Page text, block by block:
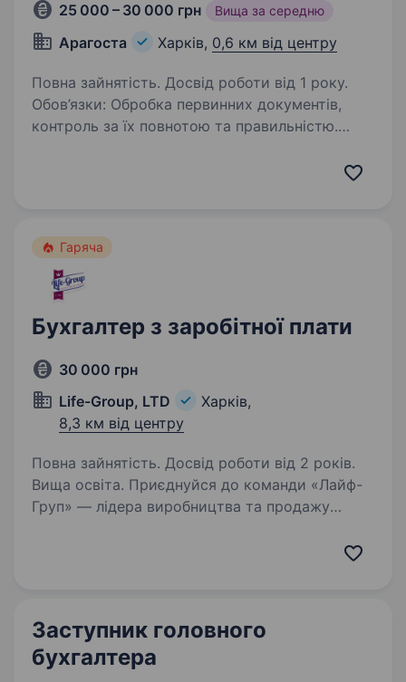
25 000 – 30 000 грн Вища за середню
Арагоста Харків, 0,6 км від центру
Повна зайнятість. Досвід роботи від 1 року.
Обов’язки: Обробка первинних документів,
контроль за їх повнотою та правильністю.
Гаряча
Бухгалтер з заробітної плати
30 000 грн
Life-Group, LTD
Харків,
8,3 км від центру
Повна зайнятість. Досвід роботи від 2 років.
Вища освіта. Приєднуйся до команди «Лайф-
Груп» — лідера виробництва та продажу
Заступник головного
бухгалтера